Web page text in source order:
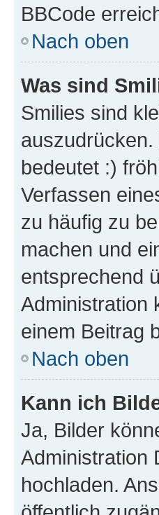
BBCode
Nach oben
Was sind
Smilies sind
bedeutet :)
Verfassen
zu häufig zu
machen und
entsprechend
Administration
einem Beitrag
Nach oben
Kann ich
Ja, Bilder
Administration
hochladen.